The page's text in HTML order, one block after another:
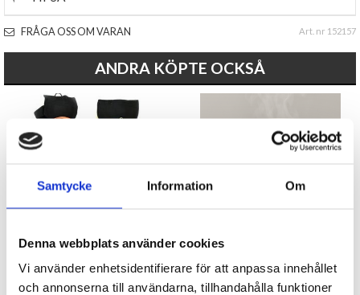
Samtycke Information Om
Denna webbplats använder cookies
Vi använder enhetsidentifierare för att anpassa innehållet
och annonserna till användarna, tillhandahålla funktioner
FRÅGA OSS OM VARAN Art. nr 152157
ANDRA KÖPTE OCKSÅ
Boll med elastiskt band
29 kr
Porslinsmugg - Felfri & ödmjuk
99 kr